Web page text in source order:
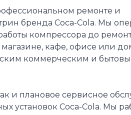
ремонте и
бренда Coca-Cola. Мы
компрессора до
кафе, офисе или
коммерческим и
и плановое сервисное
установок Coca-Cola. Мы